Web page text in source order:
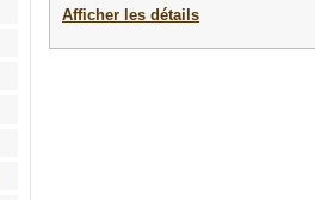
Afficher les détails